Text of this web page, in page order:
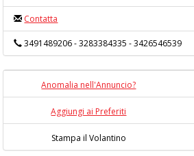
Contatta
3491489206 - 3283384335 - 3426546539
Anomalia nell'Annuncio?
Aggiungi ai Preferiti
Stampa il Volantino